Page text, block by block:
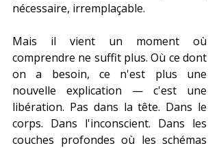
nécessaire, irremplaçable.
Mais il vient un moment où
comprendre ne suffit plus. Où ce dont
on a besoin, ce n'est plus une
nouvelle explication — c'est une
libération. Pas dans la tête. Dans le
corps. Dans l'inconscient. Dans les
couches profondes où les schémas